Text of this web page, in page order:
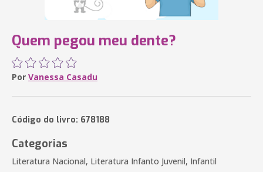
Quem pegou meu dente?
Por Vanessa Casadu
Código do livro: 678188
Categorias
Literatura Nacional, Literatura Infanto Juvenil, Infantil